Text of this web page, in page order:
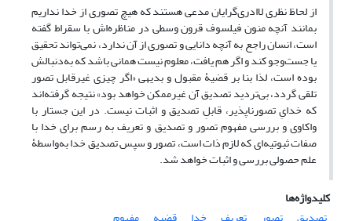
از لحاظ نظری لاادری‌گرایان مدعی‌ هستند که هیچ تصوری از خدا نداریم
بمانند آنچه منون فیلسوف قرون وسطی در مناظره‌اش با سقراط گفته
است، انسان راجع به آنچه دانایی و تصوری از آن ندارد، نمی‌تواند تحقیق
یا جست‌وجو کند و اگر هم یافت، معلوم نیست همانی باشد که به‌دنبالش
بوده است، لذا بنا بر قضیۀ مقبول و بدیهی «اگر چیزی غیرقابل تصور
تلقی گردد، بی‌تردید تصدیق آن غیرممکن خواهد بود» نتیجه گرفته‌اند
که خدایِ تصور‌ناپذیر، قابلِ تصدیق و اثبات نیست. در این جستار با
واکاوی و بررسی مفهوم تصور و تصدیق و تعریف به رسم برای خدا با
صفات ثبوتیه‌ای که لازم ذات است، تصور و سپس تصدیق خدا به‌واسطۀ
علم حصولی بررسی و اثبات خواهد شد.
کلیدواژه‌ها